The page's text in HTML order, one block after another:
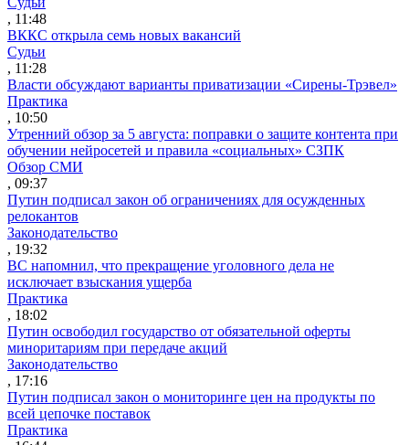
, 11:48
ВККС открыла семь новых вакансий
Судьи
, 11:28
Власти обсуждают варианты приватизации «Сирены-Трэвел»
Практика
, 10:50
Утренний обзор за 5 августа: поправки о защите контента при
обучении нейросетей и правила «социальных» СЗПК
Обзор СМИ
, 09:37
Путин подписал закон об ограничениях для осужденных
релокантов
Законодательство
, 19:32
ВС напомнил, что прекращение уголовного дела не
исключает взыскания ущерба
Практика
, 18:02
Путин освободил государство от обязательной оферты
миноритариям при передаче акций
Законодательство
, 17:16
Путин подписал закон о мониторинге цен на продукты по
всей цепочке поставок
Практика